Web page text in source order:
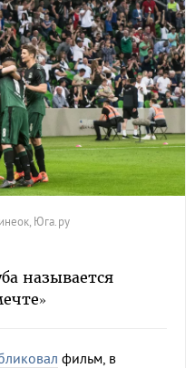
Юга.ру
называется
фильм, в